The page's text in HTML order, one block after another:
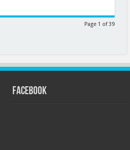
Page 1 of 39
FACEBOOK